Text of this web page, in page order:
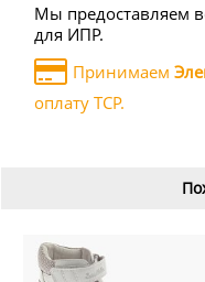
Мы предоставляем
для ИПР.
Принимаем
оплату ТСР.